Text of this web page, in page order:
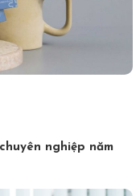
nghiệp năm